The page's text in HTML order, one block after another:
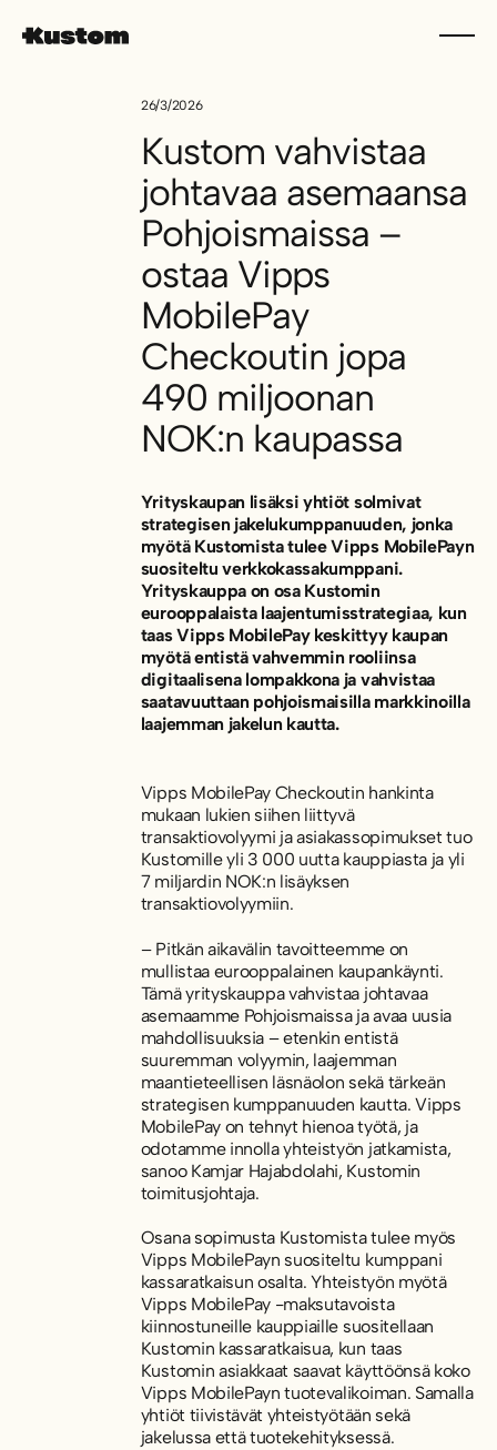
26/3/2026
Kustom vahvistaa
johtavaa asemaansa
Pohjoismaissa –
ostaa Vipps
MobilePay
Checkoutin jopa
490 miljoonan
NOK:n kaupassa
Yrityskaupan lisäksi yhtiöt solmivat
strategisen jakelukumppanuuden, jonka
myötä Kustomista tulee Vipps MobilePayn
suositeltu verkkokassakumppani.
Yrityskauppa on osa Kustomin
eurooppalaista laajentumisstrategiaa, kun
taas Vipps MobilePay keskittyy kaupan
myötä entistä vahvemmin rooliinsa
digitaalisena lompakkona ja vahvistaa
saatavuuttaan pohjoismaisilla markkinoilla
laajemman jakelun kautta.
Vipps MobilePay Checkoutin hankinta
mukaan lukien siihen liittyvä
transaktiovolyymi ja asiakassopimukset tuo
Kustomille yli 3 000 uutta kauppiasta ja yli
7 miljardin NOK:n lisäyksen
transaktiovolyymiin.
– Pitkän aikavälin tavoitteemme on
mullistaa eurooppalainen kaupankäynti.
Tämä yrityskauppa vahvistaa johtavaa
asemaamme Pohjoismaissa ja avaa uusia
mahdollisuuksia – etenkin entistä
suuremman volyymin, laajemman
maantieteellisen läsnäolon sekä tärkeän
strategisen kumppanuuden kautta. Vipps
MobilePay on tehnyt hienoa työtä, ja
odotamme innolla yhteistyön jatkamista,
sanoo Kamjar Hajabdolahi, Kustomin
toimitusjohtaja.
Osana sopimusta Kustomista tulee myös
Vipps MobilePayn suositeltu kumppani
kassaratkaisun osalta. Yhteistyön myötä
Vipps MobilePay -maksutavoista
kiinnostuneille kauppiaille suositellaan
Kustomin kassaratkaisua, kun taas
Kustomin asiakkaat saavat käyttöönsä koko
Vipps MobilePayn tuotevalikoiman. Samalla
yhtiöt tiivistävät yhteistyötään sekä
jakelussa että tuotekehityksessä.